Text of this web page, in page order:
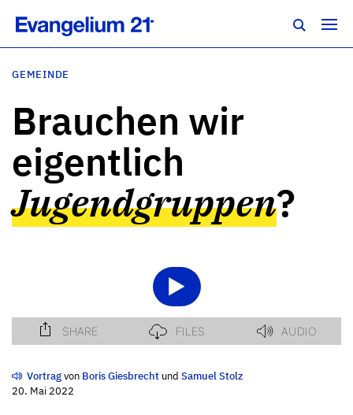
GEMEINDE
Brauchen wir
eigentlich
Jugendgruppen?
Vortragvon Boris Giesbrechtund Samuel Stolz
20. Mai 2022